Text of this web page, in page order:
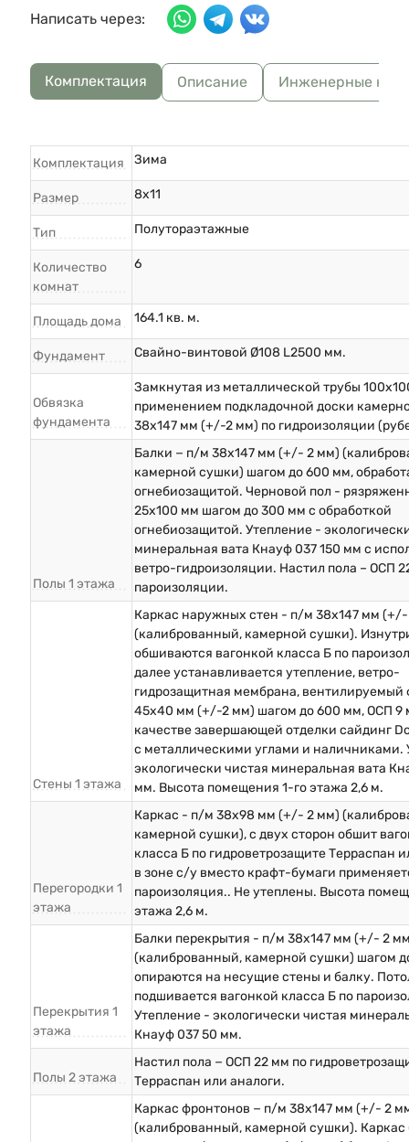
Написать через:
Комплектация Описание Инженерные
Комплектация Зима
Размер 8х11
Тип Полутораэтажные
Количество
комнат
6
Площадь дома 164.1 кв. м.
Фундамент Свайно-винтовой Ø108 L2500 мм.
Обвязка
фундамента
Замкнутая из металлической трубы
применением подкладочной доски
38х147 мм (+/-2 мм) по гидроизоляции
Полы 1 этажа
Балки − п/м 38х147 мм (+/- 2 мм)
камерной сушки) шагом до 600 мм,
огнебиозащитой. Черновой пол -
25х100 мм шагом до 300 мм с обработкой
огнебиозащитой. Утепление -
минеральная вата Кнауф 037 150 мм с
ветро-гидроизоляции. Настил пола – ОСП
пароизоляции.
Стены 1 этажа
Каркас наружных стен - п/м 38х147 мм
(калиброванный, камерной сушки).
обшиваются вагонкой класса Б по
далее устанавливается утепление, ветро-
гидрозащитная мембрана,
45х40 мм (+/-2 мм) шагом до 600 мм, ОСП 9
качестве завершающей отделки сайдинг
с металлическими углами и наличниками.
экологически чистая минеральная вата
мм. Высота помещения 1-го этажа 2,6 м.
Перегородки 1
этажа
Каркас - п/м 38х98 мм (+/- 2 мм)
камерной сушки), с двух сторон обшит
класса Б по гидроветрозащите Терраспан
в зоне с/у вместо крафт-бумаги
пароизоляция.. Не утеплены. Высота
этажа 2,6 м.
Перекрытия 1
этажа
Балки перекрытия - п/м 38х147 мм (+/- 2
(калиброванный, камерной сушки) шагом
опираются на несущие стены и балку.
подшивается вагонкой класса Б по
Утепление - экологически чистая
Кнауф 037 50 мм.
Полы 2 этажа
Настил пола − ОСП 22 мм по
Терраспан или аналоги.
Каркас фронтонов − п/м 38х147 мм (+/- 2
(калиброванный, камерной сушки). Каркас